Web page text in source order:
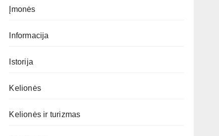
Įmonės
Informacija
Istorija
Kelionės
Kelionės ir turizmas